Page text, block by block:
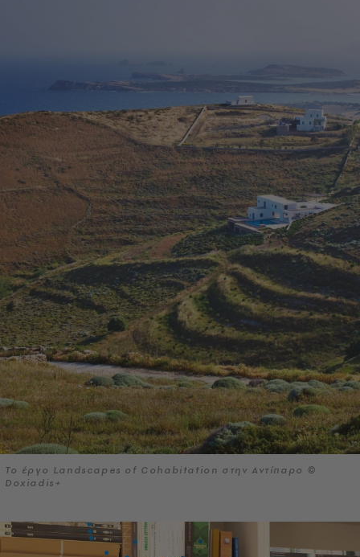
Το έργο Landscapes of Cohabitation στην Αντίπαρο ©
Doxiadis+